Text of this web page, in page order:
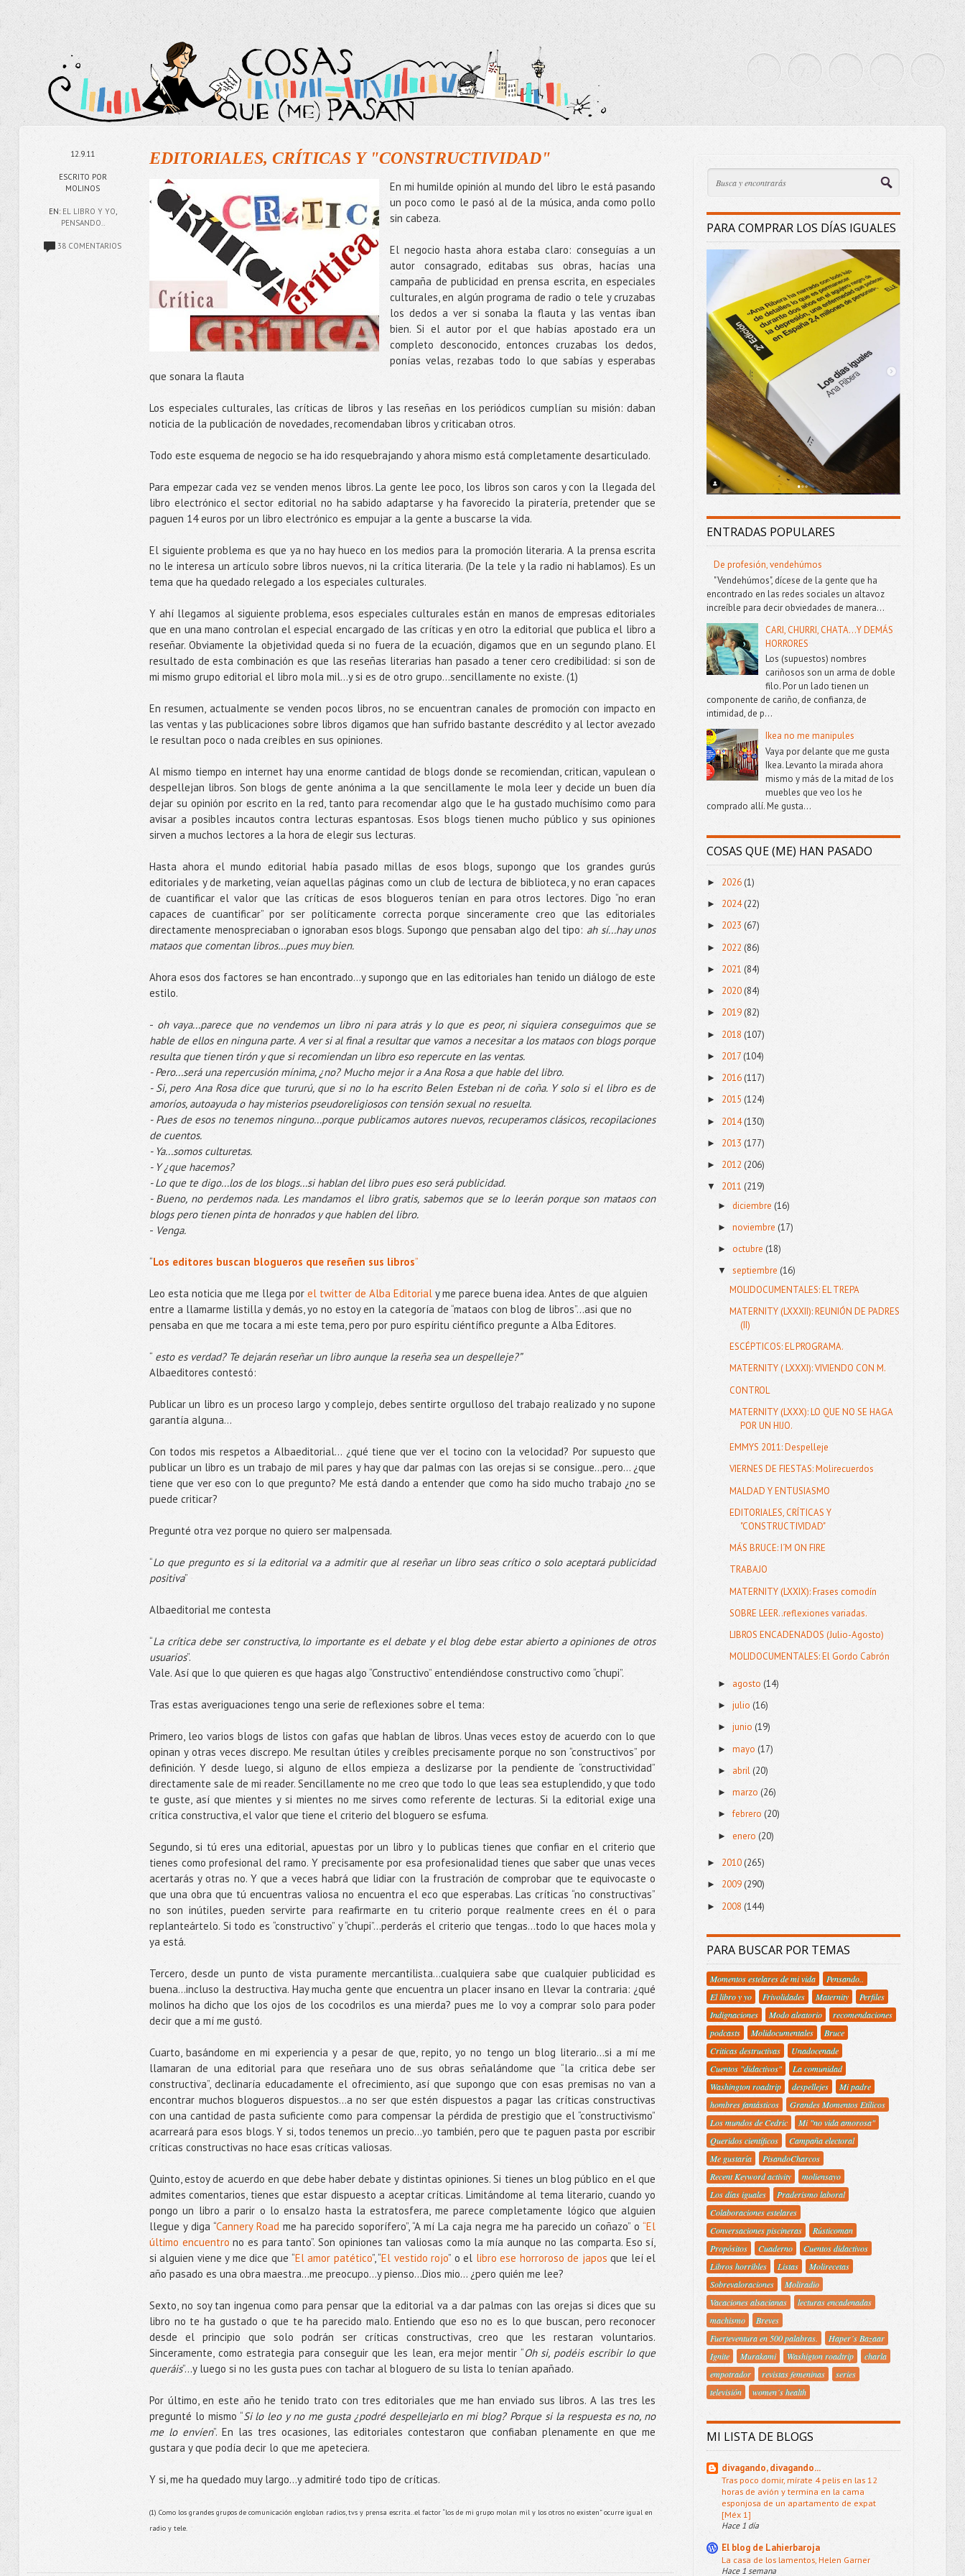
12.9.11
ESCRITO POR
MOLINOS
EN: EL LIBRO Y YO,
PENSANDO..
38 COMENTARIOS
EDITORIALES, CRÍTICAS Y "CONSTRUCTIVIDAD"
En mi humilde opinión al mundo del libro le está pasando
un poco como le pasó al de la música, anda como pollo
sin cabeza.
El negocio hasta ahora estaba claro: conseguías a un
autor consagrado, editabas sus obras, hacías una
campaña de publicidad en prensa escrita, en especiales
culturales, en algún programa de radio o tele y cruzabas
los dedos a ver si sonaba la flauta y las ventas iban
bien. Si el autor por el que habías apostado era un
completo desconocido, entonces cruzabas los dedos,
ponías velas, rezabas todo lo que sabías y esperabas
que sonara la flauta
Los especiales culturales, las críticas de libros y las reseñas en los periódicos cumplían su misión: daban
noticia de la publicación de novedades, recomendaban libros y criticaban otros.
Todo este esquema de negocio se ha ido resquebrajando y ahora mismo está completamente desarticulado.
Para empezar cada vez se venden menos libros. La gente lee poco, los libros son caros y con la llegada del
libro electrónico el sector editorial no ha sabido adaptarse y ha favorecido la piratería, pretender que se
paguen 14 euros por un libro electrónico es empujar a la gente a buscarse la vida.
El siguiente problema es que ya no hay hueco en los medios para la promoción literaria. A la prensa escrita
no le interesa un artículo sobre libros nuevos, ni la crítica literaria. (De la tele y la radio ni hablamos). Es un
tema que ha quedado relegado a los especiales culturales.
Y ahí llegamos al siguiente problema, esos especiales culturales están en manos de empresas editoriales
que en una mano controlan el especial encargado de las críticas y en otro la editorial que publica el libro a
reseñar. Obviamente la objetividad queda si no fuera de la ecuación, digamos que en un segundo plano. El
resultado de esta combinación es que las reseñas literarias han pasado a tener cero credibilidad: si son de
mi mismo grupo editorial el libro mola mil...y si es de otro grupo...sencillamente no existe. (1)
En resumen, actualmente se venden pocos libros, no se encuentran canales de promoción con impacto en
las ventas y las publicaciones sobre libros digamos que han sufrido bastante descrédito y al lector avezado
le resultan poco o nada creíbles en sus opiniones.
Al mismo tiempo en internet hay una enorme cantidad de blogs donde se recomiendan, critican, vapulean o
despellejan libros. Son blogs de gente anónima a la que sencillamente le mola leer y decide un buen día
dejar su opinión por escrito en la red, tanto para recomendar algo que le ha gustado muchísimo como para
avisar a posibles incautos contra lecturas espantosas. Esos blogs tienen mucho público y sus opiniones
sirven a muchos lectores a la hora de elegir sus lecturas.
Hasta ahora el mundo editorial había pasado millas de esos blogs, supongo que los grandes gurús
editoriales y de marketing, veían aquellas páginas como un club de lectura de biblioteca, y no eran capaces
de cuantificar el valor que las críticas de esos blogueros tenían en para otros lectores. Digo “no eran
capaces de cuantificar” por ser políticamente correcta porque sinceramente creo que las editoriales
directamente menospreciaban o ignoraban esos blogs. Supongo que pensaban algo del tipo: ah sí...hay unos
mataos que comentan libros…pues muy bien.
Ahora esos dos factores se han encontrado...y supongo que en las editoriales han tenido un diálogo de este
estilo.
- oh vaya...parece que no vendemos un libro ni para atrás y lo que es peor, ni siquiera conseguimos que se
hable de ellos en ninguna parte. A ver si al final a resultar que vamos a necesitar a los mataos con blogs porque
resulta que tienen tirón y que si recomiendan un libro eso repercute en las ventas.
- Pero...será una repercusión mínima, ¿no? Mucho mejor ir a Ana Rosa a que hable del libro.
- Si, pero Ana Rosa dice que tururú, que si no lo ha escrito Belen Esteban ni de coña. Y solo si el libro es de
amoríos, autoayuda o hay misterios pseudoreligiosos con tensión sexual no resuelta.
- Pues de esos no tenemos ninguno...porque publicamos autores nuevos, recuperamos clásicos, recopilaciones
de cuentos.
- Ya...somos culturetas.
- Y ¿que hacemos?
- Lo que te digo...los de los blogs…si hablan del libro pues eso será publicidad.
- Bueno, no perdemos nada. Les mandamos el libro gratis, sabemos que se lo leerán porque son mataos con
blogs pero tienen pinta de honrados y que hablen del libro.
- Venga.
“Los editores buscan blogueros que reseñen sus libros”
Leo esta noticia que me llega por el twitter de Alba Editorialy me parece buena idea. Antes de que alguien
entre a llamarme listilla y demás, yo no estoy en la categoría de “mataos con blog de libros”...asi que no
pensaba en que me tocara a mi este tema, pero por puro espíritu ciéntífico pregunte a Alba Editores.
“ esto es verdad? Te dejarán reseñar un libro aunque la reseña sea un despelleje?”
Albaeditores contestó:
Publicar un libro es un proceso largo y complejo, debes sentirte orgulloso del trabajo realizado y no supone
garantía alguna...
Con todos mis respetos a Albaeditorial… ¿qué tiene que ver el tocino con la velocidad? Por supuesto que
publicar un libro es un trabajo de mil pares y hay que dar palmas con las orejas si se consigue...pero... ¿que
tiene que ver eso con lo que pregunto? Me está dando a entender que como ha sido mucho trabajo ¿no se
puede criticar?
Pregunté otra vez porque no quiero ser malpensada.
“Lo que pregunto es si la editorial va a admitir que al reseñar un libro seas crítico o solo aceptará publicidad
positiva”
Albaeditorial me contesta
“La crítica debe ser constructiva, lo importante es el debate y el blog debe estar abierto a opiniones de otros
usuarios”.
Vale. Así que lo que quieren es que hagas algo “Constructivo” entendiéndose constructivo como “chupi”.
Tras estas averiguaciones tengo una serie de reflexiones sobre el tema:
Primero, leo varios blogs de listos con gafas que hablan de libros. Unas veces estoy de acuerdo con lo que
opinan y otras veces discrepo. Me resultan útiles y creíbles precisamente porque no son “constructivos” por
definición. Y desde luego, si alguno de ellos empieza a deslizarse por la pendiente de “constructividad”
directamente sale de mi reader. Sencillamente no me creo que todo lo que leas sea estuplendido, y que todo
te guste, así que mientes y si mientes no me sirves como referente de lecturas. Si la editorial exige una
crítica constructiva, el valor que tiene el criterio del bloguero se esfuma.
Segundo, si tú eres una editorial, apuestas por un libro y lo publicas tienes que confiar en el criterio que
tienes como profesional del ramo. Y precisamente por esa profesionalidad tienes que saber que unas veces
acertarás y otras no. Y que a veces habrá que lidiar con la frustración de comprobar que te equivocaste o
que una obra que tú encuentras valiosa no encuentra el eco que esperabas. Las críticas “no constructivas”
no son inútiles, pueden servirte para reafirmarte en tu criterio porque realmente crees en él o para
replanteártelo. Si todo es “constructivo” y “chupi”...perderás el criterio que tengas...todo lo que haces mola y
ya está.
Tercero, desde un punto de vista puramente mercantilista...cualquiera sabe que cualquier publicidad es
buena...incluso la destructiva. Hay mucha gente que encuentra un placer insano en llevar la contraria: ¿qué
molinos ha dicho que los ojos de los cocodrilos es una mierda? pues me lo voy a comprar solo para poder
decir que a mí me gustó.
Cuarto, basándome en mi experiencia y a pesar de que, repito, yo no tengo un blog literario...si a mí me
llamaran de una editorial para que reseñara uno de sus obras señalándome que “la critica debe ser
constructiva”, declinaría educadamente el ofrecimiento, así que supongo que con esas premisas no van a
encontrar muchos blogueros dispuestos...a no ser que estén dispuestos a pagar las críticas constructivas
con una cantidad de pasta suficiente como para compensar la pérdida de prestigio que el “constructivismo”
acarreará para esos blogs. Y si, todos tenemos un precio...yo también, pero que te paguen pasta por escribir
críticas constructivas no hace esas críticas valiosas.
Quinto, estoy de acuerdo en que debe haber debate y distintas opiniones. Si tienes un blog público en el que
admites comentarios, tienes que estar dispuesto a aceptar críticas. Limitándome al tema literario, cuando yo
pongo un libro a parir o lo ensalzo hasta la estratosfera, me parece completamente lógico que alguien
llegue y diga “Cannery Road me ha parecido soporífero”, “A mí La caja negra me ha parecido un coñazo” o“El
último encuentro no es para tanto”. Son opiniones tan valiosas como la mía aunque no las comparta. Eso sí,
si alguien viene y me dice que “El amor patético”, “El vestido rojo” o el libro ese horroroso de japos que leí el
año pasado es una obra maestra...me preocupo...y pienso...Dios mio... ¿pero quién me lee?
Sexto, no soy tan ingenua como para pensar que la editorial va a dar palmas con las orejas si dices que su
libro no te ha gustado o que te ha parecido malo. Entiendo que eso no es lo que buscan, pero reconocer
desde el principio que solo podrán ser críticas constructivas, creo que les restaran voluntarios.
Sinceramente, como estrategia para conseguir que les lean, era mejor mentir “Oh si, podéis escribir lo que
queráis”…y luego si no les gusta pues con tachar al bloguero de su lista lo tenían apañado.
Por último, en este año he tenido trato con tres editoriales que me han enviado sus libros. A las tres les
pregunté lo mismo “Si lo leo y no me gusta ¿podré despellejarlo en mi blog? Porque si la respuesta es no, no
me lo envíen”. En las tres ocasiones, las editoriales contestaron que confiaban plenamente en que me
gustara y que podía decir lo que me apeteciera.
Y si, me ha quedado muy largo...y admitiré todo tipo de críticas.
(1) Como los grandes grupos de comunicación engloban radios, tvs y prensa escrita..el factor “los de mi grupo molan mil y los otros no existen” ocurre igual en
radio y tele.
PARA COMPRAR LOS DÍAS IGUALES
ENTRADAS POPULARES
De profesión, vendehúmos
"Vendehúmos", dícese de la gente que ha
encontrado en las redes sociales un altavoz
increíble para decir obviedades de manera...
CARI, CHURRI, CHATA...Y DEMÁS
HORRORES
Los (supuestos) nombres
cariñosos son un arma de doble
filo. Por un lado tienen un
componente de cariño, de confianza, de
intimidad, de p...
Ikea no me manipules
Vaya por delante que me gusta
Ikea. Levanto la mirada ahora
mismo y más de la mitad de los
muebles que veo los he
comprado allí. Me gusta...
COSAS QUE (ME) HAN PASADO
► 2026 (1)
► 2024(22)
► 2023 (67)
► 2022 (86)
► 2021 (84)
► 2020(84)
► 2019(82)
► 2018 (107)
► 2017 (104)
► 2016(117)
► 2015 (124)
► 2014(130)
► 2013 (177)
► 2012 (206)
▼ 2011 (219)
►diciembre(16)
►noviembre (17)
► octubre(18)
▼septiembre(16)
MOLIDOCUMENTALES: EL TREPA
MATERNITY (LXXXII): REUNIÓN DE PADRES
(II)
ESCÉPTICOS: EL PROGRAMA.
MATERNITY ( LXXXI): VIVIENDO CON M.
CONTROL
MATERNITY (LXXX): LO QUE NO SE HAGA
POR UN HIJO.
EMMYS 2011: Despelleje
VIERNES DE FIESTAS: Molirecuerdos
MALDAD Y ENTUSIASMO
EDITORIALES, CRÍTICAS Y
"CONSTRUCTIVIDAD"
MÁS BRUCE: I´M ON FIRE
TRABAJO
MATERNITY (LXXIX): Frases comodín
SOBRE LEER..reflexiones variadas.
LIBROS ENCADENADOS (Julio-Agosto)
MOLIDOCUMENTALES: El Gordo Cabrón
► agosto (14)
►julio (16)
►junio(19)
►mayo(17)
► abril(20)
►marzo (26)
►febrero(20)
►enero(20)
► 2010 (265)
► 2009 (290)
► 2008 (144)
PARA BUSCAR POR TEMAS
Momentos estelares de mi vida
Pensando..
El libro y yo
Frivolidades Maternity
Perfiles
Indignaciones
Modo aleatorio
recomendaciones
podcasts
Molidocumentales
Bruce
Criticas destructivas
Unadocenade
Cuentos "didactivos"
La comunidad
Washington roadtrip
despellejes
Mi padre
hombres fantásticos
Grandes Momentos Etílicos
Los mundos de Cedric
Mi "no vida amorosa"
Queridos científicos
Campaña electoral
Me gustaría
PisandoCharcos
Recent Keyword activity
moliensayo
Los días iguales
Praderismo laboral
Colaboraciones estelares
Conversaciones piscineras
Rústicoman
Propósitos
Cuaderno
Cuentos didactivos
Libros horribles
Listas
Molirecetas
Sobrevaloraciones
Moliradio
Vacaciones alsacianas
lecturas encadenadas
machismo
Breves
Fuerteventura en 500 palabras.
Haper´s Bazaar
Ignite
Murakami Washigton roadtrip
charla
empotrador
revistas femeninas
series
televisión
women´s health
MI LISTA DE BLOGS
divagando, divagando...
Tras poco domir, mírate 4 pelis en las 12
horas de avión y termina en la cama
esponjosa de un apartamento de expat
[Méx 1]
Hace 1 día
El blog de Lahierbaroja
La casa de los lamentos, Helen Garner
Hace 1 semana